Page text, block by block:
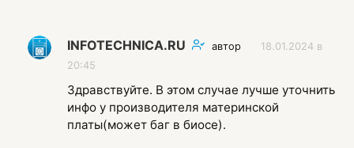
INFOTECHNICA.RU автор
18.01.2024 в
20:45
Здравствуйте. В этом случае лучше уточнить
инфо у производителя материнской
платы(может баг в биосе).